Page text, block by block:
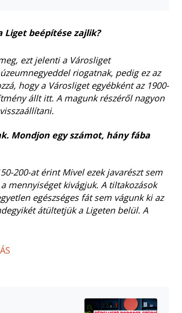
Liget beépítése zajlik?
ezt jelenti a Városliget
riogatnak, pedig ez az
hogy a Városliget egyébként az 1900-
állt itt. A magunk részéről nagyon
Mondjon egy számot, hány fába
200-at érint Mivel ezek javarészt sem
mennyiséget kivágjuk. A tiltakozások
egészséges fát sem vágunk ki az
átültetjük a Ligeten belül. A